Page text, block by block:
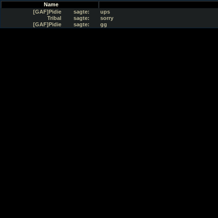
Name
[GAF]Pidie
sagte:
ups
Tribal
sagte:
sorry
[GAF]Pidie
sagte: gg